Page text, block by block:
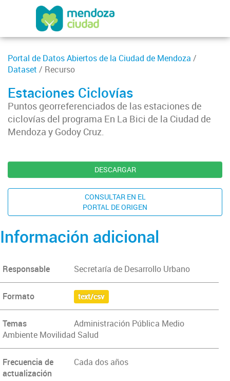
Portal de Datos Abiertos de la Ciudad de Mendoza /
Dataset / Recurso
Estaciones Ciclovías
Puntos georreferenciados de las estaciones de
ciclovías del programa En La Bici de la Ciudad de
Mendoza y Godoy Cruz.
DESCARGAR
CONSULTAR EN EL
PORTAL DE ORIGEN
Información adicional
Responsable Secretaría de Desarrollo Urbano
Formato text/csv
Temas
Administración Pública Medio
Ambiente Movilidad Salud
Frecuencia de
actualización
Cada dos años